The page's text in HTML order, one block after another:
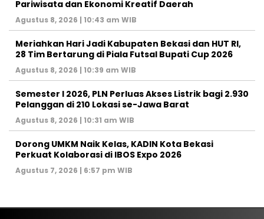
Pariwisata dan Ekonomi Kreatif Daerah
Agustus 8, 2026 | 10:43 am WIB
Meriahkan Hari Jadi Kabupaten Bekasi dan HUT RI,
28 Tim Bertarung di Piala Futsal Bupati Cup 2026
Agustus 8, 2026 | 10:39 am WIB
Semester I 2026, PLN Perluas Akses Listrik bagi 2.930
Pelanggan di 210 Lokasi se-Jawa Barat
Agustus 8, 2026 | 10:31 am WIB
Dorong UMKM Naik Kelas, KADIN Kota Bekasi
Perkuat Kolaborasi di IBOS Expo 2026
Agustus 7, 2026 | 6:57 pm WIB